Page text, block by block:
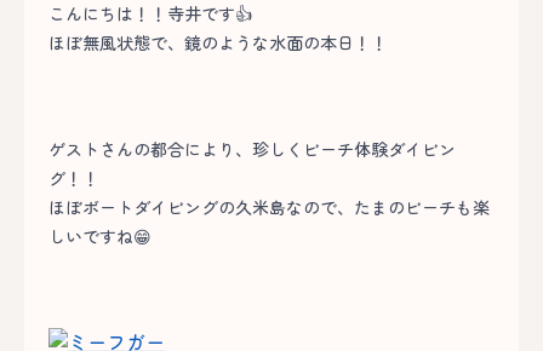
こんにちは！！寺井です👍
ほぼ無風状態で、鏡のような水面の本日！！
ゲストさんの都合により、珍しくビーチ体験ダイビン
グ！！
ほぼボートダイビングの久米島なので、たまのビーチも楽
しいですね😁